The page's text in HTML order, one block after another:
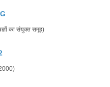
का संयुक्त समूह)